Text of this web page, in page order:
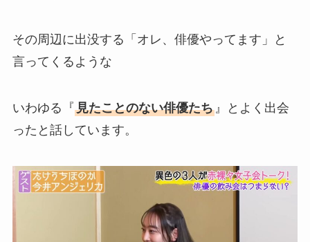
その周辺に出没する「オレ、俳優やってます」と
言ってくるような
いわゆる『見たことのない俳優たち』とよく出会
ったと話しています。